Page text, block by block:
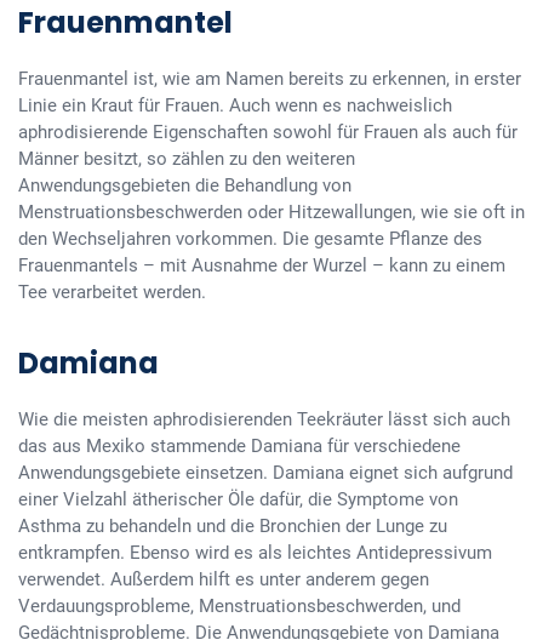
Frauenmantel
Frauenmantel ist, wie am Namen bereits zu erkennen, in erster
Linie ein Kraut für Frauen. Auch wenn es nachweislich
aphrodisierende Eigenschaften sowohl für Frauen als auch für
Männer besitzt, so zählen zu den weiteren
Anwendungsgebieten die Behandlung von
Menstruationsbeschwerden oder Hitzewallungen, wie sie oft in
den Wechseljahren vorkommen. Die gesamte Pflanze des
Frauenmantels – mit Ausnahme der Wurzel – kann zu einem
Tee verarbeitet werden.
Damiana
Wie die meisten aphrodisierenden Teekräuter lässt sich auch
das aus Mexiko stammende Damiana für verschiedene
Anwendungsgebiete einsetzen. Damiana eignet sich aufgrund
einer Vielzahl ätherischer Öle dafür, die Symptome von
Asthma zu behandeln und die Bronchien der Lunge zu
entkrampfen. Ebenso wird es als leichtes Antidepressivum
verwendet. Außerdem hilft es unter anderem gegen
Verdauungsprobleme, Menstruationsbeschwerden, und
Gedächtnisprobleme. Die Anwendungsgebiete von Damiana